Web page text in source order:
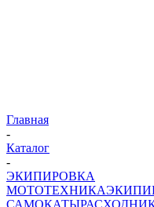
Главная
-
Каталог
-
ЭКИПИРОВКА
МОТОТЕХНИКА
САМОКАТЫ